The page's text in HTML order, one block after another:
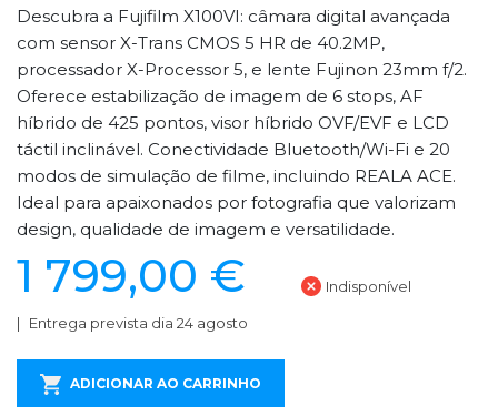
Descubra a Fujifilm X100VI: câmara digital avançada
com sensor X-Trans CMOS 5 HR de 40.2MP,
processador X-Processor 5, e lente Fujinon 23mm f/2.
Oferece estabilização de imagem de 6 stops, AF
híbrido de 425 pontos, visor híbrido OVF/EVF e LCD
táctil inclinável. Conectividade Bluetooth/Wi-Fi e 20
modos de simulação de filme, incluindo REALA ACE.
Ideal para apaixonados por fotografia que valorizam
design, qualidade de imagem e versatilidade.
1 799,00 € Indisponível
Entrega prevista dia 24 agosto
ADICIONAR AO CARRINHO